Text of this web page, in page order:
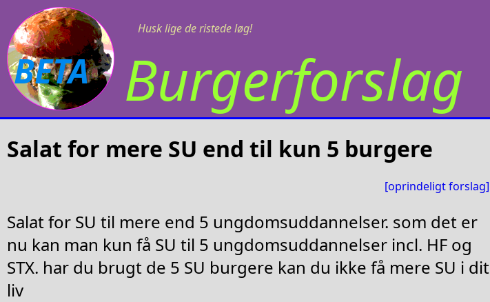
Husk lige de ristede løg!
BETA Burgerforslag
Salat for mere SU end til kun 5 burgere
[oprindeligt forslag]
Salat for SU til mere end 5 ungdomsuddannelser. som det er
nu kan man kun få SU til 5 ungdomsuddannelser incl. HF og
STX. har du brugt de 5 SU burgere kan du ikke få mere SU i dit
liv